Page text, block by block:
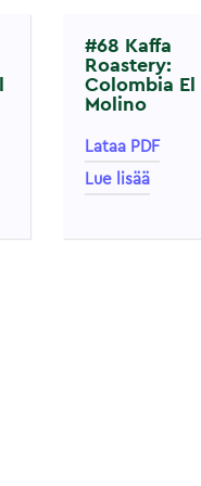
#68 Kaffa
Roastery:
Colombia El
Molino
Lataa PDF
Lue lisää